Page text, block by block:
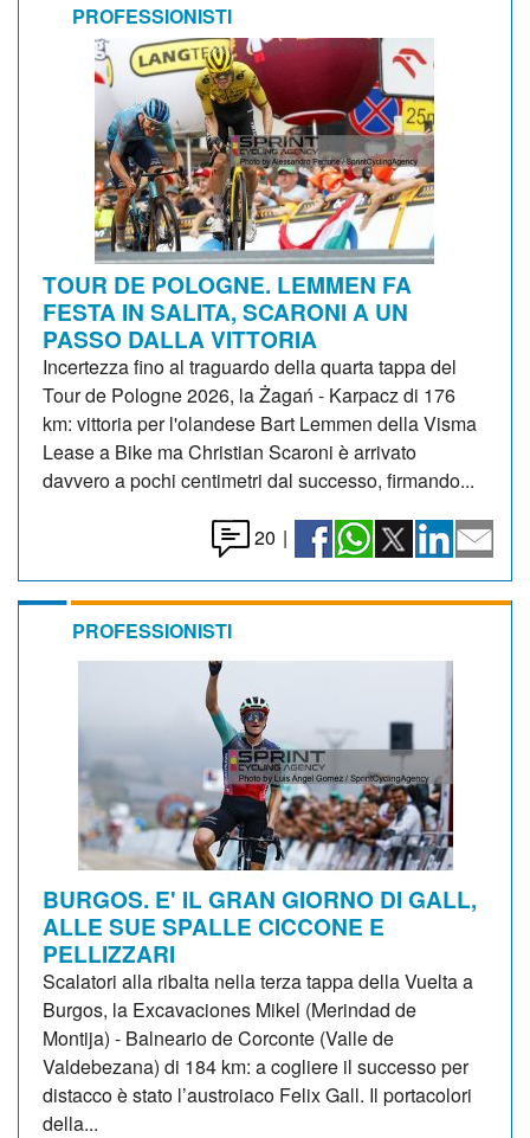
PROFESSIONISTI
TOUR DE POLOGNE. LEMMEN FA
FESTA IN SALITA, SCARONI A UN
PASSO DALLA VITTORIA
Incertezza fino al traguardo della quarta tappa del
Tour de Pologne 2026, la Żagań - Karpacz di 176
km: vittoria per l'olandese Bart Lemmen della Visma
Lease a Bike ma Christian Scaroni è arrivato
davvero a pochi centimetri dal successo, firmando...
20 |
PROFESSIONISTI
BURGOS. E' IL GRAN GIORNO DI GALL,
ALLE SUE SPALLE CICCONE E
PELLIZZARI
Scalatori alla ribalta nella terza tappa della Vuelta a
Burgos, la Excavaciones Mikel (Merindad de
Montija) - Balneario de Corconte (Valle de
Valdebezana) di 184 km: a cogliere il successo per
distacco è stato l’austroiaco Felix Gall. Il portacolori
della...